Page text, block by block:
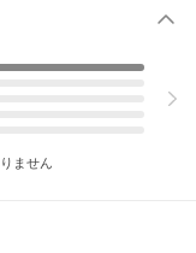
ません